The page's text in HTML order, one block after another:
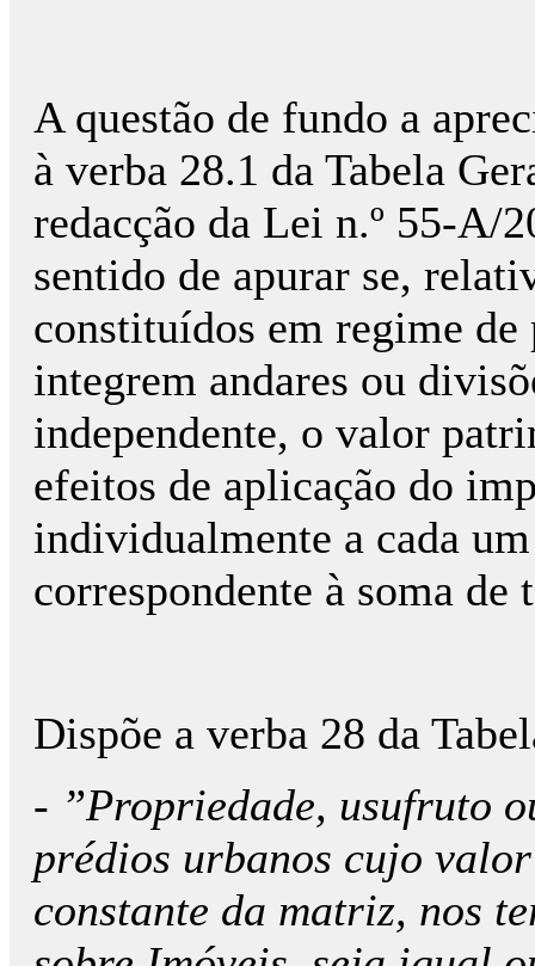
A questão de fundo a
à verba 28.1 da Tabela
redacção da Lei n.º 55-A/
sentido de apurar se,
constituídos em regime
integrem andares ou
independente, o valor
efeitos de aplicação do
individualmente a cada
correspondente à soma de
Dispõe a verba 28 da
- ”Propriedade, usufruto
prédios urbanos cujo
constante da matriz, nos